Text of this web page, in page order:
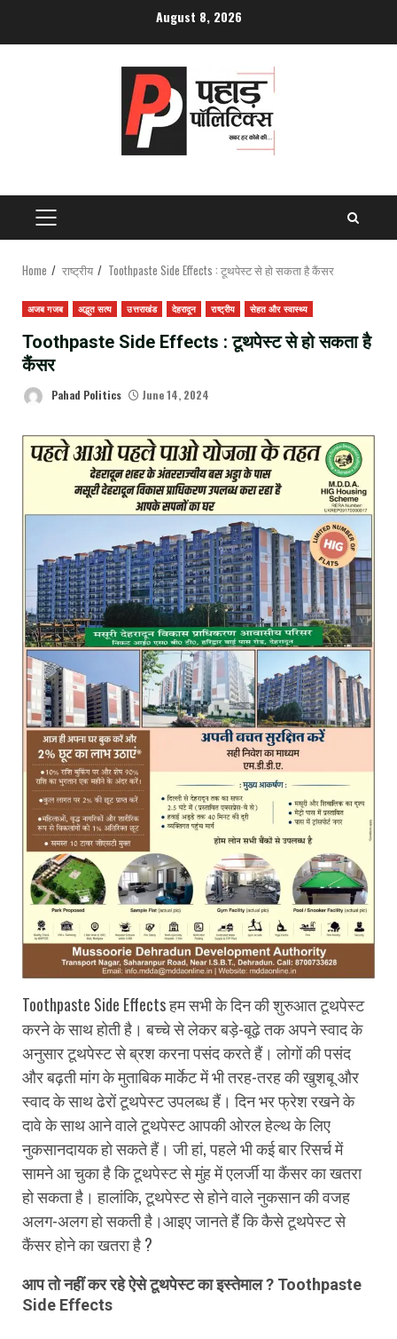
August 8, 2026
PRIMARY
MENU
Home राष्ट्रीय Toothpaste Side Effects : टूथपेस्ट से हो सकता है कैंसर
अजब गजब अद्भुत सत्य उत्तराखंड देहरादून राष्ट्रीय सेहत और स्वास्थ्य
Toothpaste Side Effects : टूथपेस्ट से हो सकता है
कैंसर
Pahad Politics June 14, 2024
Toothpaste Side Effectsहम सभी के दिन की शुरुआत टूथपेस्ट
करने के साथ होती है। बच्चे से लेकर बड़े-बूढ़े तक अपने स्वाद के
अनुसार टूथपेस्ट से ब्रश करना पसंद करते हैं। लोगों की पसंद
और बढ़ती मांग के मुताबिक मार्केट में भी तरह-तरह की खुशबू और
स्वाद के साथ ढेरों टूथपेस्ट उपलब्ध हैं। दिन भर फ्रेश रखने के
दावे के साथ आने वाले टूथपेस्ट आपकी ओरल हेल्थ के लिए
नुकसानदायक हो सकते हैं। जी हां, पहले भी कई बार रिसर्च में
सामने आ चुका है कि टूथपेस्ट से मुंह में एलर्जी या कैंसर का खतरा
हो सकता है। हालांकि, टूथपेस्ट से होने वाले नुकसान की वजह
अलग-अलग हो सकती है।आइए जानते हैं कि कैसे टूथपेस्ट से
कैंसर होने का खतरा है ?
आप तो नहीं कर रहे ऐसे टूथपेस्ट का इस्तेमाल ? Toothpaste
Side Effects